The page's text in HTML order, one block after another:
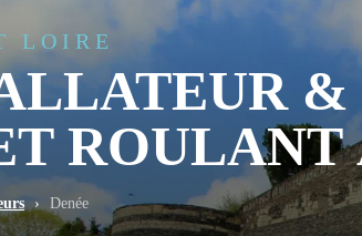
LOIRE
&
ROULANT
› Denée